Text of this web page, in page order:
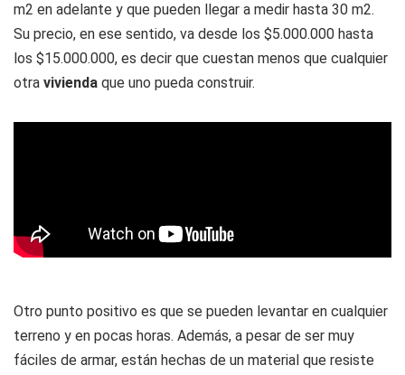
m2 en adelante y que pueden llegar a medir hasta 30 m2.
Su precio, en ese sentido, va desde los $5.000.000 hasta
los $15.000.000, es decir que cuestan menos que cualquier
otra vivienda que uno pueda construir.
Otro punto positivo es que se pueden levantar en cualquier
terreno y en pocas horas. Además, a pesar de ser muy
fáciles de armar, están hechas de un material que resiste